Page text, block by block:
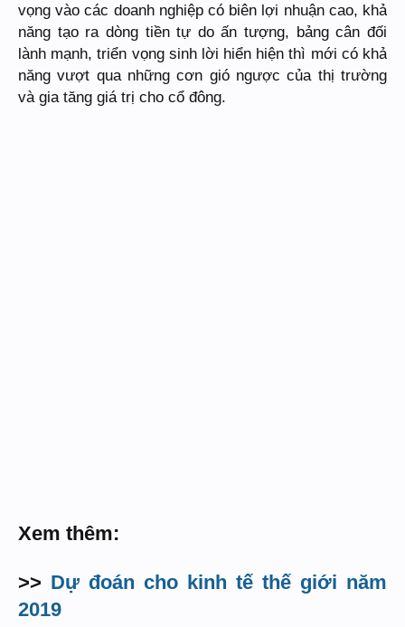
vọng vào các doanh nghiệp có biên lợi nhuận cao, khả
năng tạo ra dòng tiền tự do ấn tượng, bảng cân đối
lành mạnh, triển vọng sinh lời hiển hiện thì mới có khả
năng vượt qua những cơn gió ngược của thị trường
và gia tăng giá trị cho cổ đông.
Xem thêm:
>> Dự đoán cho kinh tế thế giới năm
2019